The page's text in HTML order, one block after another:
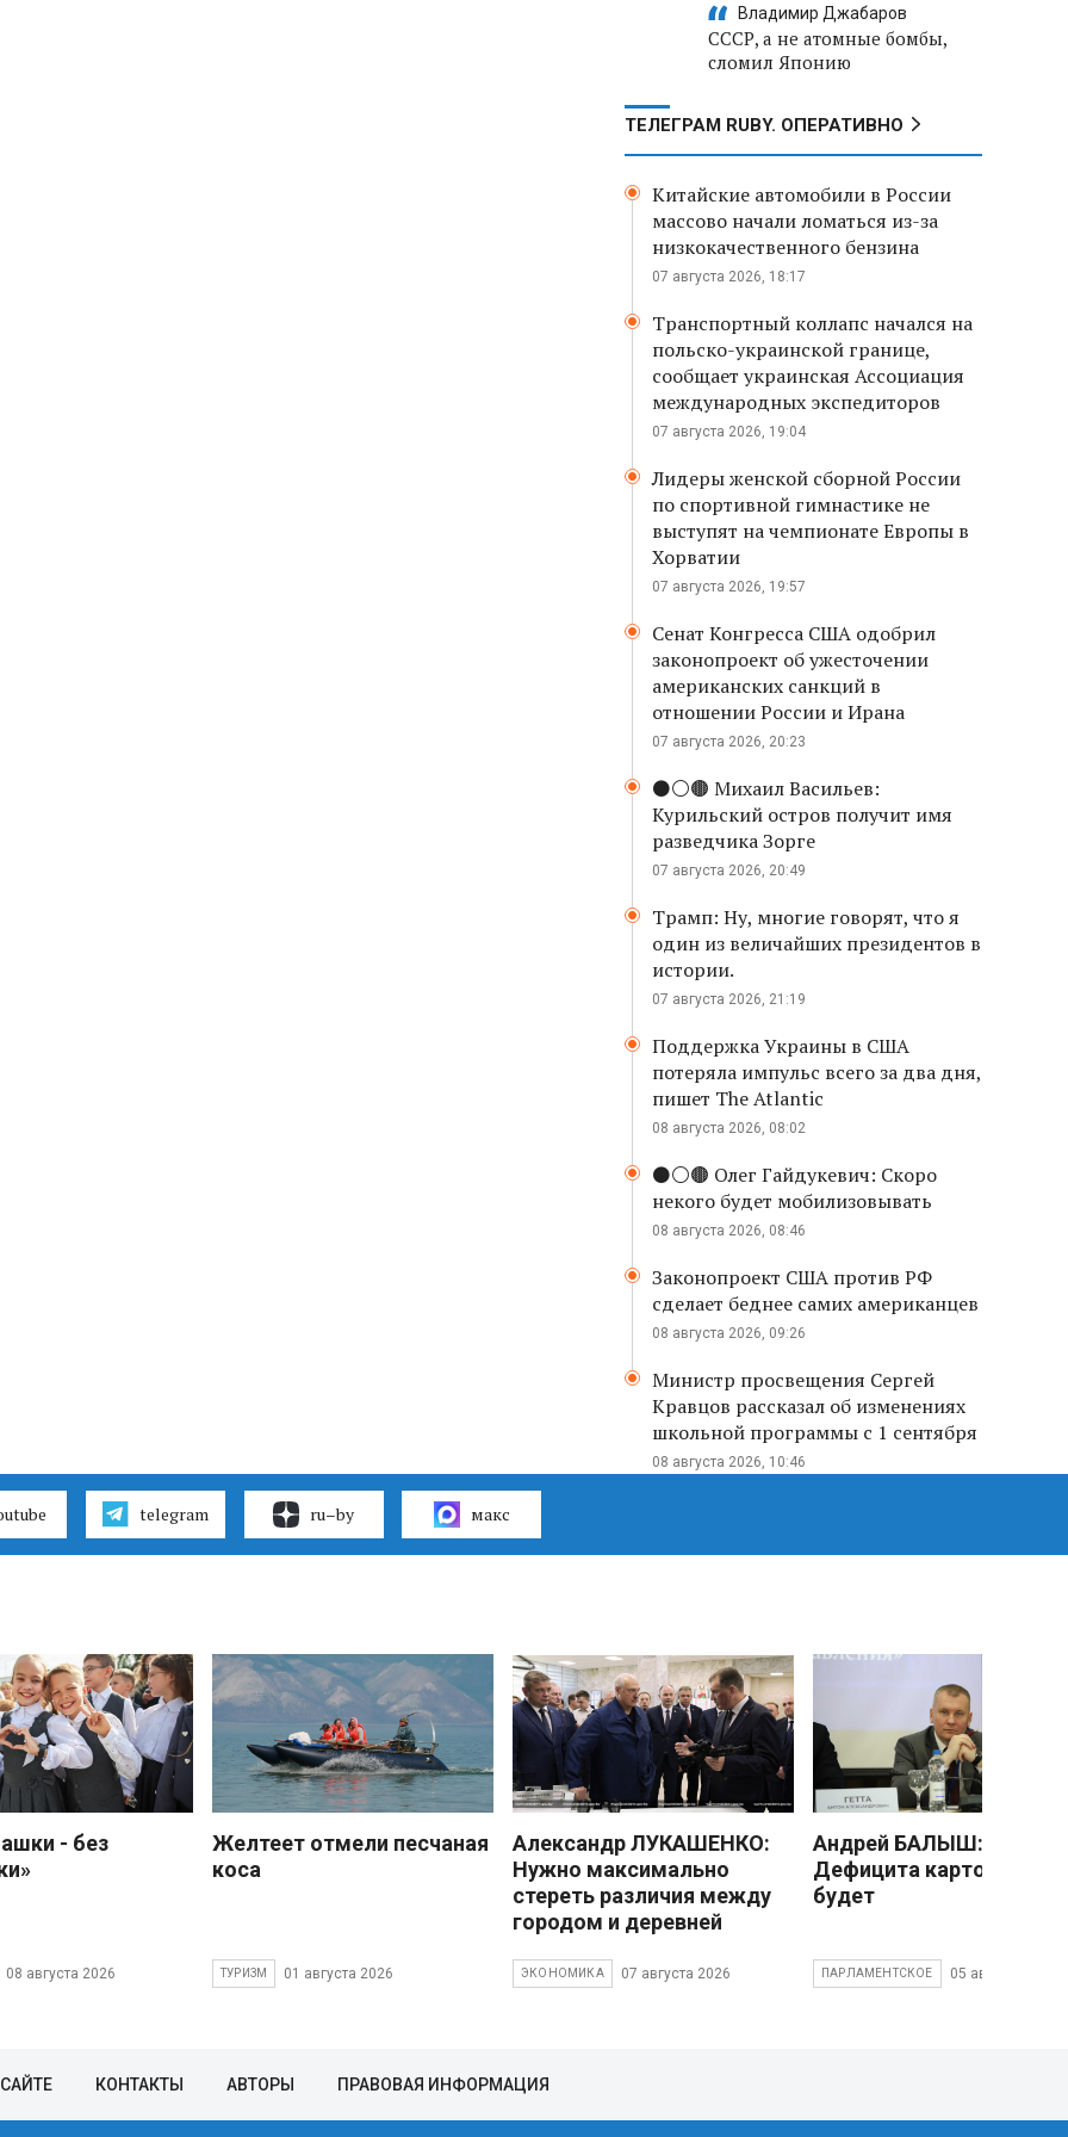
Владимир Джабаров
СССР, а не атомные бомбы,
сломил Японию
ТЕЛЕГРАМ RUBY. ОПЕРАТИВНО
Китайские автомобили в России
массово начали ломаться из-за
низкокачественного бензина
07 августа 2026, 18:17
Транспортный коллапс начался на
польско-украинской границе,
сообщает украинская Ассоциация
международных экспедиторов
07 августа 2026, 19:04
Лидеры женской сборной России
по спортивной гимнастике не
выступят на чемпионате Европы в
Хорватии
07 августа 2026, 19:57
Сенат Конгресса США одобрил
законопроект об ужесточении
американских санкций в
отношении России и Ирана
07 августа 2026, 20:23
⚫️⚪️🟤 Михаил Васильев:
Курильский остров получит имя
разведчика Зорге
07 августа 2026, 20:49
Трамп: Ну, многие говорят, что я
один из величайших президентов в
истории.
07 августа 2026, 21:19
Поддержка Украины в США
потеряла импульс всего за два дня,
пишет The Atlantic
08 августа 2026, 08:02
⚫️⚪️🟤 Олег Гайдукевич: Скоро
некого будет мобилизовывать
08 августа 2026, 08:46
Законопроект США против РФ
сделает беднее самих американцев
08 августа 2026, 09:26
Министр просвещения Сергей
Кравцов рассказал об изменениях
школьной программы с 1 сентября
08 августа 2026, 10:46
telegram ru–by макс
- без
08 августа 2026
Желтеет отмели песчаная
коса
ТУРИЗМ 01 августа 2026
Александр ЛУКАШЕНКО:
Нужно максимально
стереть различия между
городом и деревней
ЭКОНОМИКА 07 августа 2026
Андрей БАЛЫШ:
Дефицита картофеля не
будет
ПАРЛАМЕНТСКОЕ 05 августа 2026
КОНТАКТЫ АВТОРЫ ПРАВОВАЯ ИНФОРМАЦИЯ